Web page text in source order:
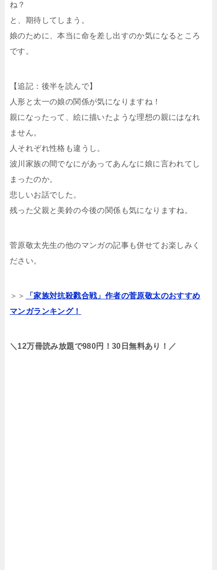
ね？
と、期待してしまう。
娘のために、本当に命を差し出すのか気になるところ
です。
【追記：後半を読んで】
人形と太一の娘の関係が気になりますね！
親になったって、絵に描いたような理想の親にはなれ
ません。
人それぞれ性格も違うし。
波川家族の間でなにがあってあんなに娘に言われてし
まったのか。
悲しいお話でした。
残った父親と美鈴の今後の関係も気になりますね。
菅原敬太先生の他のマンガの記事も併せてお楽しみく
ださい。
＞＞
「家族対抗殺戮合戦」作者の菅原敬太のおすすめ
マンガランキング！
＼12万冊読み放題で980円！30日無料あり！／